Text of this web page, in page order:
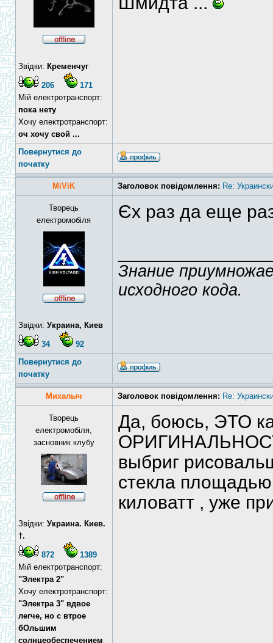
Звідки: Кременчуг
206
171
Мій електротранспорт:
пока нету
Хочу електротранспорт:
оч хочу свой ...
Повернутися до
початку
MiViK Заголовок повідомлення: Re:
Творець
електромобіля
Звідки: Украина, Киев
34 92
Єх раз да еще
Знание
исходного кода.
Повернутися до
початку
Михалыч Заголовок повідомлення: Re:
Творець
електромобіля,
засновник клубу
Звідки: Украина. Киев.
†.
872
1389
Мій електротранспорт:
"Электра 2"
Хочу електротранспорт:
"Электра 3" вдвое
легче, но с втрое
бОльшим
солнцеобеспечением
Да, боюсь, ЭТО
выбриг
стекла
киловатт , уже